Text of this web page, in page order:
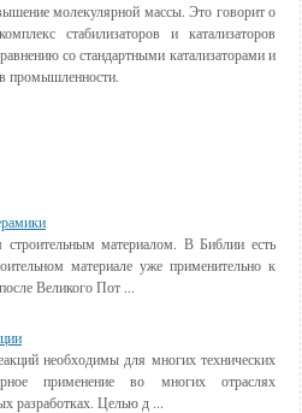
молекулярной массы. Это говорит о
стабилизаторов и катализаторов
со стандартными катализаторами и
промышленности.
материалом. В Библии есть
материале уже применительно к
Великого Пот ...
необходимы для многих технических
применение во многих отраслях
разработках. Целью д ...